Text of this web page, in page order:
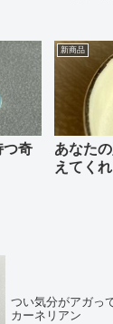
つ奇
新商品
あなた
えてく
つい気分がアガっ
カーネリアン